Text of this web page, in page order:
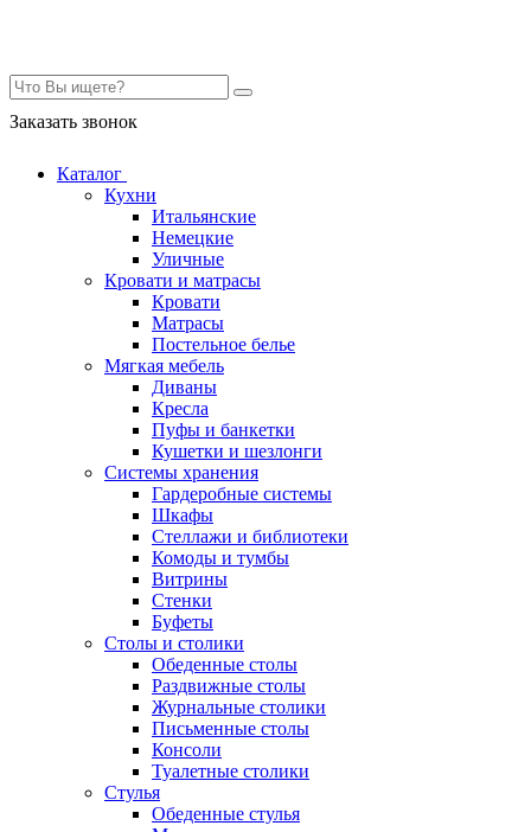
Заказать звонок
Каталог
Кухни
Итальянские
Немецкие
Уличные
Кровати и матрасы
Кровати
Матрасы
Постельное белье
Мягкая мебель
Диваны
Кресла
Пуфы и банкетки
Кушетки и шезлонги
Системы хранения
Гардеробные системы
Шкафы
Стеллажи и библиотеки
Комоды и тумбы
Витрины
Стенки
Буфеты
Столы и столики
Обеденные столы
Раздвижные столы
Журнальные столики
Письменные столы
Консоли
Туалетные столики
Стулья
Обеденные стулья